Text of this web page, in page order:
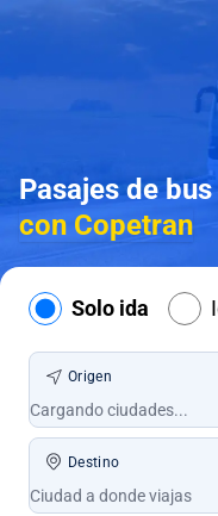
Pasajes de
con Copetran
Solo ida
Origen
Destino